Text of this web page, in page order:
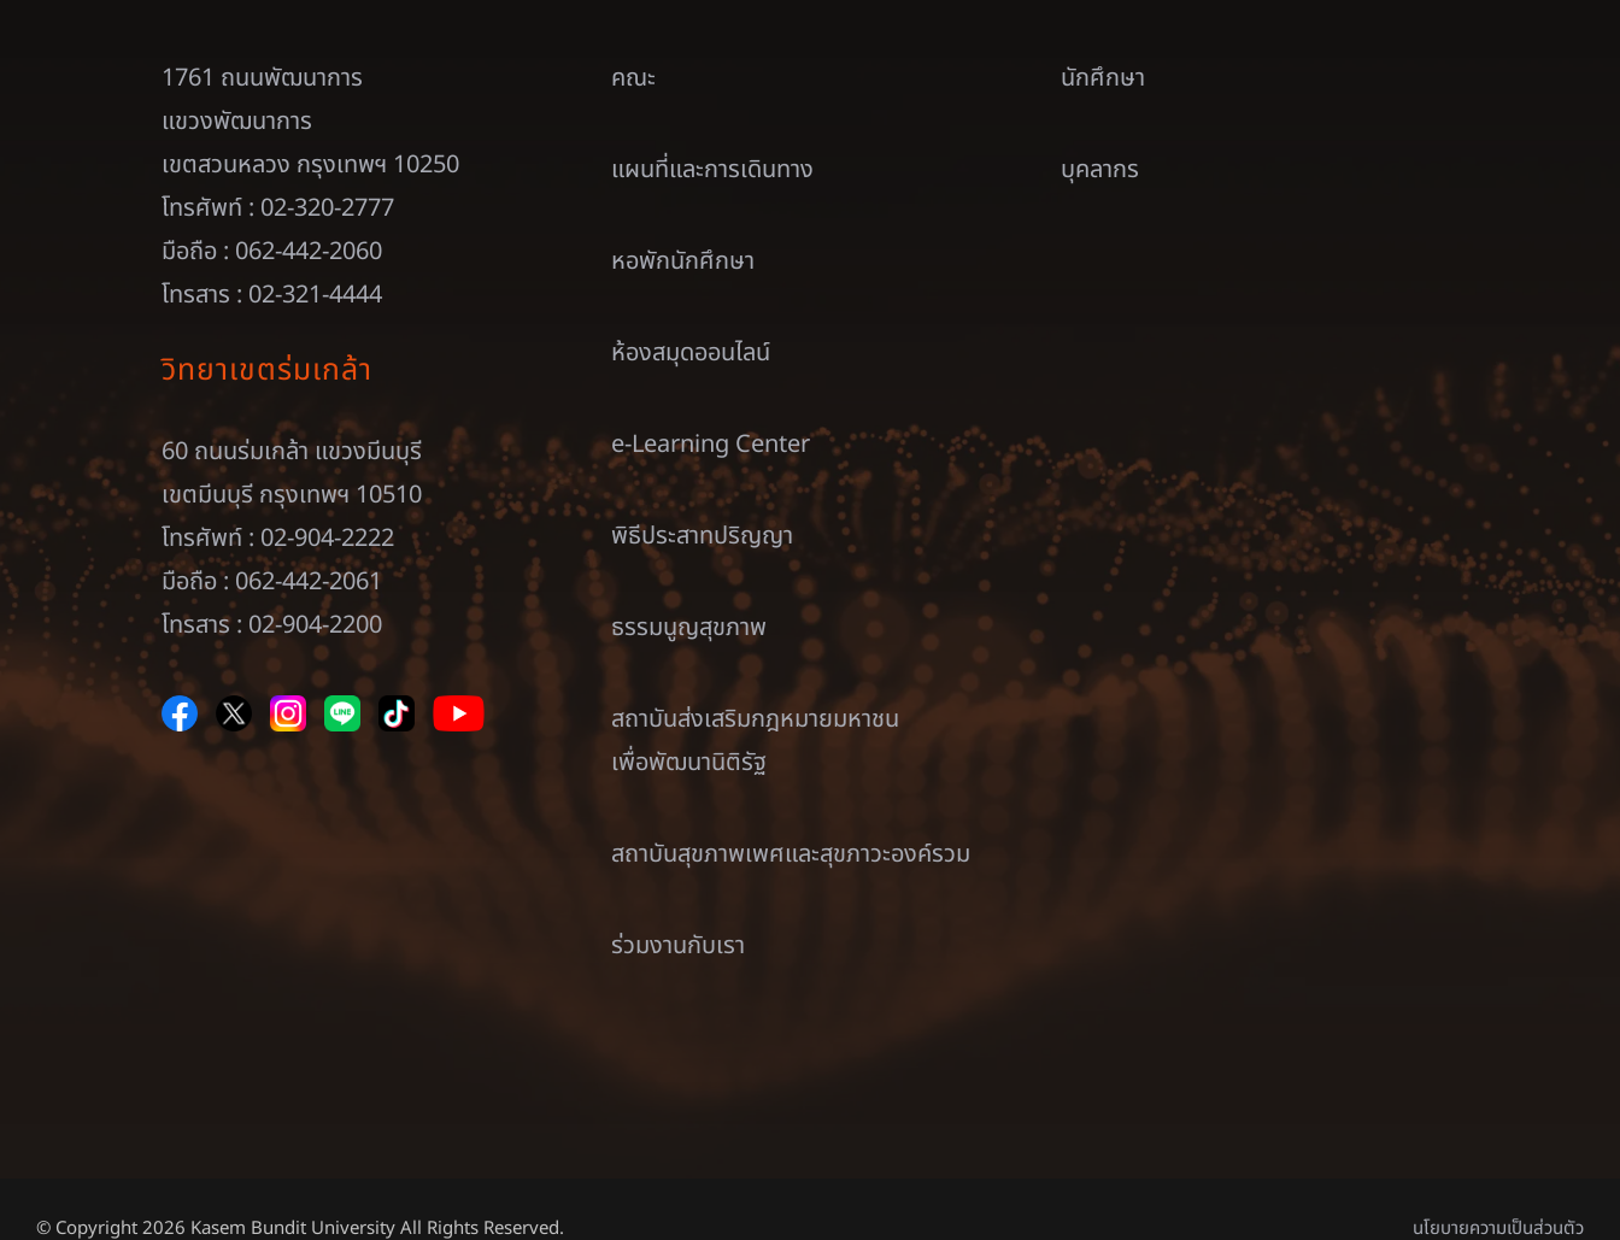
1761 ถนนพัฒนาการ
แขวงพัฒนาการ
เขตสวนหลวง กรุงเทพฯ 10250
โทรศัพท์ : 02-320-2777
มือถือ : 062-442-2060
โทรสาร : 02-321-4444
วิทยาเขตร่มเกล้า
60 ถนนร่มเกล้า แขวงมีนบุรี
เขตมีนบุรี กรุงเทพฯ 10510
โทรศัพท์ : 02-904-2222
มือถือ : 062-442-2061
โทรสาร : 02-904-2200
คณะ
แผนที่และการเดินทาง
หอพักนักศึกษา
ห้องสมุดออนไลน์
e-Learning Center
พิธีประสาทปริญญา
ธรรมนูญสุขภาพ
สถาบันส่งเสริมกฎหมายมหาชน
เพื่อพัฒนานิติรัฐ
สถาบันสุขภาพเพศและสุขภาวะองค์รวม
ร่วมงานกับเรา
นักศึกษา
บุคลากร
© Copyright 2026 Kasem Bundit University All Rights Reserved. นโยบายความเป็นส่วนตัว